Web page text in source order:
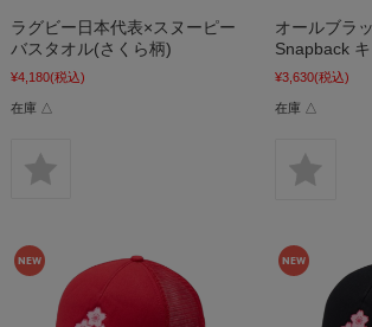
ラグビー日本代表×スヌーピー
バスタオル(さくら柄)
¥4,180(税込)
在庫 △
オールブラ
Snapback
¥3,630(税込)
在庫 △